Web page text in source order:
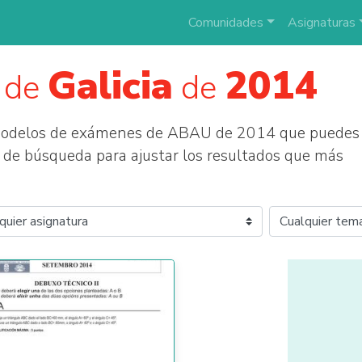
Comunidades Asignaturas
Galicia de 2014
de exámenes de ABAU de 2014 que puedes
búsqueda para ajustar los resultados que más